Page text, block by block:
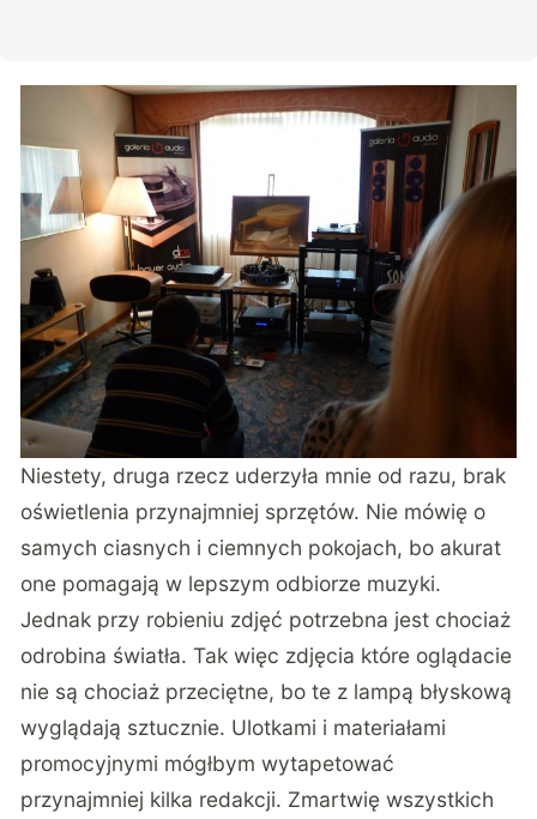
Niestety, druga rzecz uderzyła mnie od razu, brak
oświetlenia przynajmniej sprzętów. Nie mówię o
samych ciasnych i ciemnych pokojach, bo akurat
one pomagają w lepszym odbiorze muzyki.
Jednak przy robieniu zdjęć potrzebna jest chociaż
odrobina światła. Tak więc zdjęcia które oglądacie
nie są chociaż przeciętne, bo te z lampą błyskową
wyglądają sztucznie. Ulotkami i materiałami
promocyjnymi mógłbym wytapetować
przynajmniej kilka redakcji. Zmartwię wszystkich